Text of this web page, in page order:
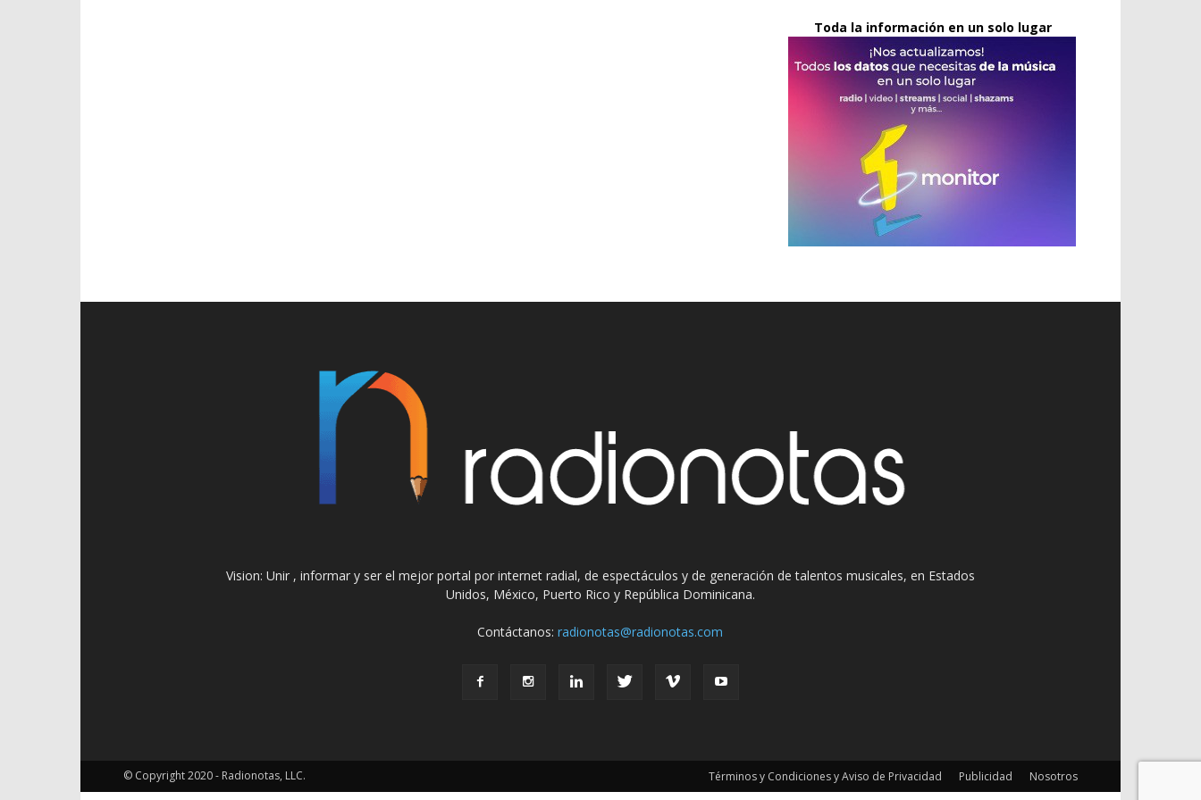
Toda la información en un solo lugar
Vision: Unir , informar y ser el mejor portal por internet radial, de espectáculos y de generación de talentos musicales, en Estados
Unidos, México, Puerto Rico y República Dominicana.
Contáctanos:radionotas@radionotas.com
Términos y Condiciones y Aviso de Privacidad Publicidad Nosotros
© Copyright 2020 - Radionotas, LLC.